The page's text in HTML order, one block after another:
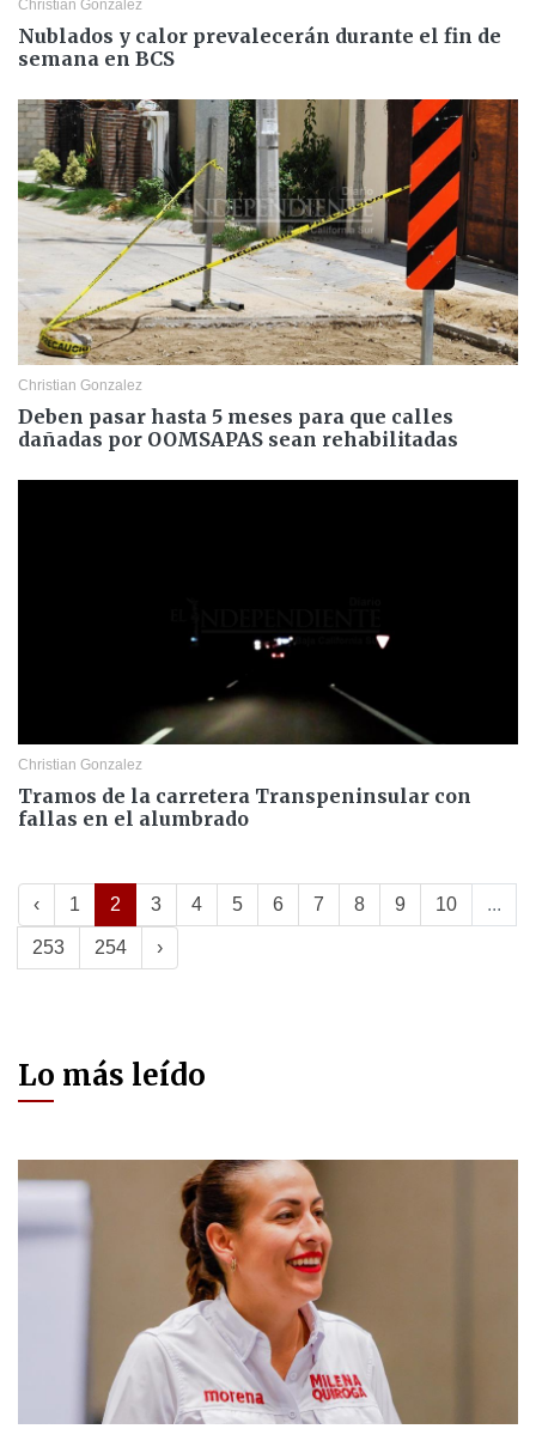
Christian Gonzalez
Nublados y calor prevalecerán durante el fin de
semana en BCS
Christian Gonzalez
Deben pasar hasta 5 meses para que calles
dañadas por OOMSAPAS sean rehabilitadas
Christian Gonzalez
Tramos de la carretera Transpeninsular con
fallas en el alumbrado
‹ 1 2 3 4 5 6 7 8 9 10 ...
253 254 ›
Lo más leído